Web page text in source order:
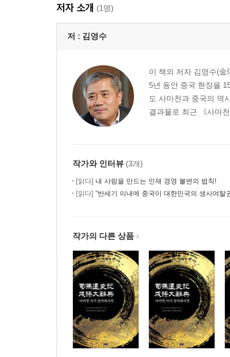
2세 황제 호해의 예견된 실패와 제국의 멸망
PART 3 _ 『사기』의 명언에서 리더십을 배운다
왜, 무엇 때문에 기다리는지 잊지 마라
공과 사의 구분은 리더십의 필요충분조건이다
태산은 단 한 줌의 흙도 마다하지 않는다
사물과 인간의 본질을 통찰하는 리더십
예방과 예측의 리더십
어려울 때 도와줄 사람이 있는가?
무조건 강경책을 경계하라
고결한 품성의 인재를 아껴라
하찮은 재주라도 그냥 넘기지 마라
리더의 귀가 얇아서는 못 쓴다
장기 투자가치에 주목하라
시기에 맞는 결단이 운명을 바꾼다
사물의 한 면만 보지 않도록 하라
한 분야는 확실하게 책임져라
이름값을 했는지 철저하게 따져라
인재에게 자루를 열어주어라
화려하고 교묘한 수식에 걸려들지 마라
저자 소개 (1명)
저 : 김영수
이 책의 저자 김영수(
5년 동안 중국 현장을
도 사마천과 중국의 역
결과물로 최근 《사마
작가와 인터뷰 (3개)
[읽다] 내 사람을 만드는 인재 경영 불변의 법칙!
[읽다] “반세기 이내에 중국이 대한민국의 생사여탈권 쥐게 될 것” -
작가의 다른 상품